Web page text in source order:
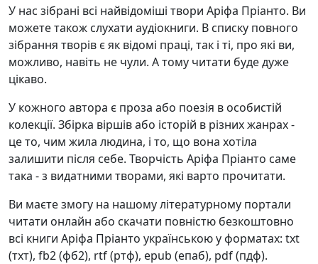
У нас зібрані всі найвідоміші твори Аріфа Пріанто. Ви
можете також слухати аудіокниги. В списку повного
зібрання творів є як відомі праці, так і ті, про які ви,
можливо, навіть не чули. А тому читати буде дуже
цікаво.
У кожного автора є проза або поезія в особистій
колекції. Збірка віршів або історій в різних жанрах -
це то, чим жила людина, і то, що вона хотіла
залишити після себе. Творчість Аріфа Пріанто саме
така - з видатними творами, які варто прочитати.
Ви маєте змогу на нашому літературному портали
читати онлайн або скачати повністю безкоштовно
всі книги Аріфа Пріанто українською у форматах: txt
(тхт), fb2 (фб2), rtf (ртф), epub (епаб), pdf (пдф).